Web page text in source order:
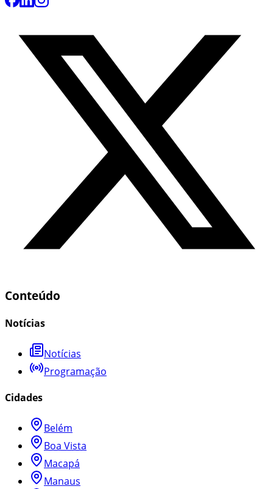
Conteúdo
Notícias
Notícias
Programação
Cidades
Belém
Boa Vista
Macapá
Manaus